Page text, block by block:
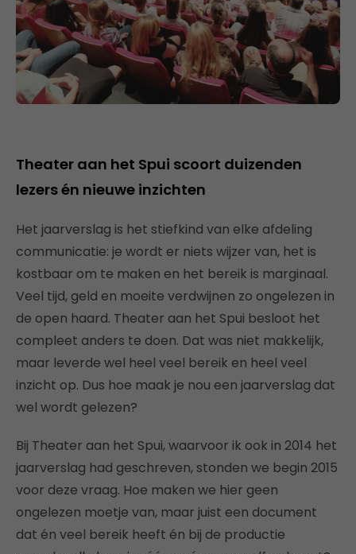
Theater aan het Spui scoort duizenden
lezers én nieuwe inzichten
Het jaarverslag is het stiefkind van elke afdeling
communicatie: je wordt er niets wijzer van, het is
kostbaar om te maken en het bereik is marginaal.
Veel tijd, geld en moeite verdwijnen zo ongelezen in
de open haard. Theater aan het Spui besloot het
compleet anders te doen. Dat was niet makkelijk,
maar leverde wel heel veel bereik en heel veel
inzicht op. Dus hoe maak je nou een jaarverslag dat
wel wordt gelezen?
Bij Theater aan het Spui, waarvoor ik ook in 2014 het
jaarverslag had geschreven, stonden we begin 2015
voor deze vraag. Hoe maken we hier geen
ongelezen moetje van, maar juist een document
dat én veel bereik heeft én bij de productie